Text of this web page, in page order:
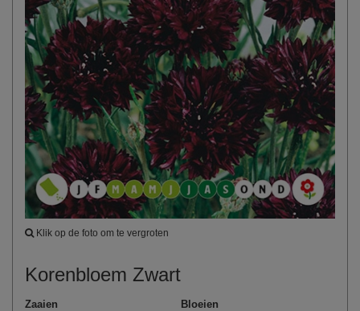
Klik op de foto om te vergroten
Korenbloem Zwart
Zaaien
Bloeien